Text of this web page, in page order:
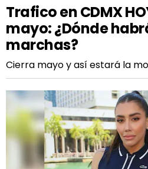
Trafico en CDMX
mayo: ¿Dónde
marchas?
Cierra mayo y así estará la